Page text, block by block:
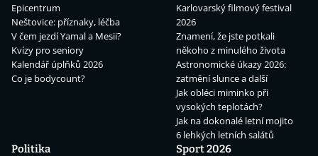
Epicentrum
Neštovice: příznaky, léčba
V čem jezdí Yamal a Mesii?
Kvízy pro seniory
Kalendář úplňků 2026
Co je bodycount?
Karlovarský filmový festival
2026
Znamení, že jste potkali
někoho z minulého života
Astronomické úkazy 2026:
zatmění slunce a další
Jak obléci miminko při
vysokých teplotách?
Jak na dokonalé letní mojito
6 lehkých letních salátů
Politika
Sport 2026